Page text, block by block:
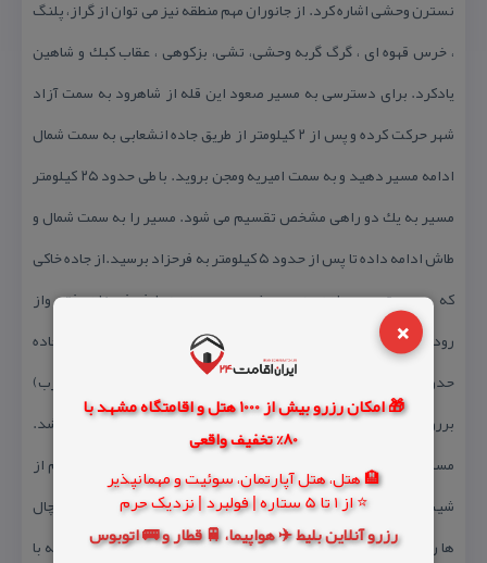
×
🎁 امکان رزرو بیش از 1000 هتل و اقامتگاه مشهد با
80% تخفیف واقعی
🏨 هتل، هتل آپارتمان، سوئیت و مهمانپذیر
⭐ از 1 تا 5 ستاره | فولبرد | نزدیک حرم
رزرو آنلاین بلیط ✈️ هواپیما، 🚆 قطار و 🚌 اتوبوس
نسترن وحشی اشاره كرد. از جانوران مهم منطقه نیز می توان از گراز، پلنگ
، خرس قهوه ای ، گرگ گربه وحشی، تشی، بزكوهی ، عقاب كبك و شاهین
یادكرد. برای دسترسی به مسیر صعود این قله از شاهرود به سمت آزاد
شهر حركت كرده و پس از ۲ كیلومتر از طریق جاده انشعابی به سمت شمال
ادامه مسیر دهید و به سمت امیریه ومجن بروید. با طی حدود ۲۵ كیلومتر
مسیر به یك دو راهی مشخص تقسیم می شود. مسیر را به سمت شمال و
طاش ادامه داده تا پس از حدود ۵ كیلومتر به فرحزاد برسید.از جاده خاكی
كه در سمت چپ جاده به سوی غرب می رود به طرف فرحزاد رفته واز
رودخانه عیور كرده و جاده جیپ رو را به سمت معدن پی بگیرید . طول جاده
حدود ۳ كیلومتر است. پس از رسیدن به آن از سمت چپ معدن (غرب)
برروی یال یك پاكوب مشخص قراردارد كه بعد ازآبشار فرحزاد می باشد.
مسیر را كه شیب تندی دارد دنبال كرده و صعود را آغاز نمایید. كم كم از
شیب قله اصلی ادامه دهید. هنوز در شمال دامنه كوه ها، می توان برفچال
ها را مشاهده كرد. مسیر تا قله حدود دو ساعت به طول می انجامد. قله با